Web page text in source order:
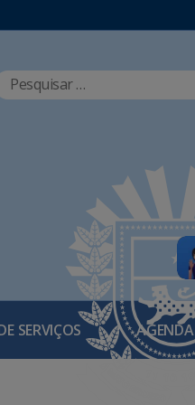
SERVIÇOS AGENDA